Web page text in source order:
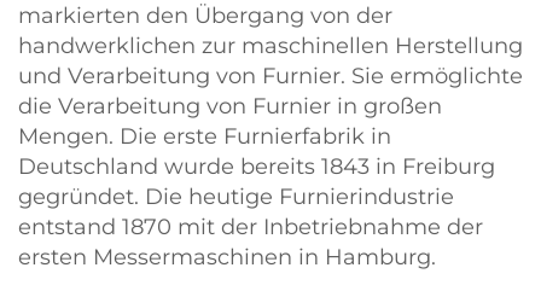
markierten den Übergang von der
handwerklichen zur maschinellen Herstellung
und Verarbeitung von Furnier. Sie ermöglichte
die Verarbeitung von Furnier in großen
Mengen. Die erste Furnierfabrik in
Deutschland wurde bereits 1843 in Freiburg
gegründet. Die heutige Furnierindustrie
entstand 1870 mit der Inbetriebnahme der
ersten Messermaschinen in Hamburg.